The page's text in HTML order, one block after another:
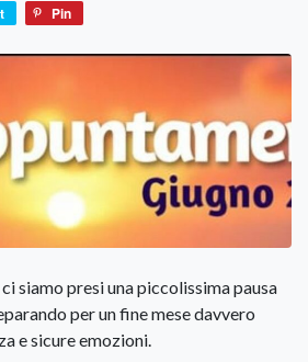
Pin
siamo presi una piccolissima pausa
per un fine mese davvero
e sicure emozioni.